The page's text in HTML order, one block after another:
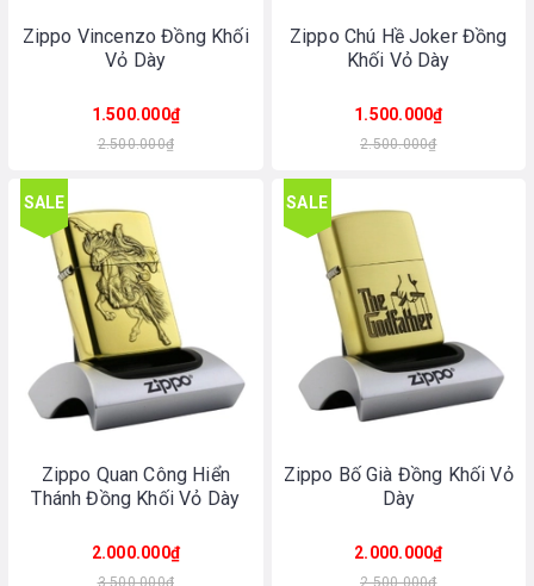
Zippo Vincenzo Đồng Khối
Vỏ Dày
1.500.000₫
2.500.000₫
Zippo Chú Hề Joker Đồng
Khối Vỏ Dày
1.500.000₫
2.500.000₫
SALE
Zippo Quan Công Hiển
Thánh Đồng Khối Vỏ Dày
2.000.000₫
3.500.000₫
SALE
Zippo Bố Già Đồng Khối Vỏ
Dày
2.000.000₫
2.500.000₫